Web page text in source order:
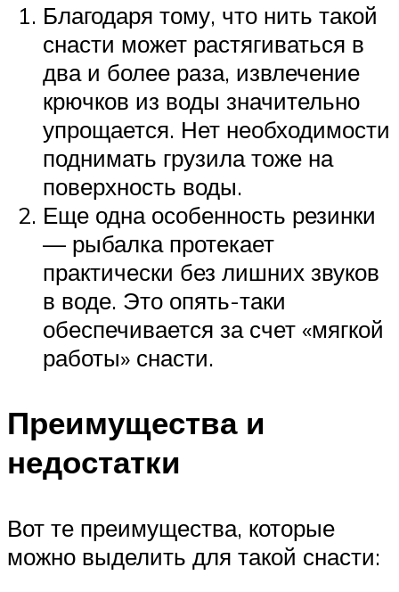
Благодаря тому, что нить такой
снасти может растягиваться в
два и более раза, извлечение
крючков из воды значительно
упрощается. Нет необходимости
поднимать грузила тоже на
поверхность воды.
Еще одна особенность резинки
— рыбалка протекает
практически без лишних звуков
в воде. Это опять-таки
обеспечивается за счет «мягкой
работы» снасти.
Преимущества и
недостатки
Вот те преимущества, которые
можно выделить для такой снасти: